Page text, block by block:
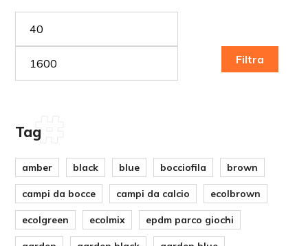
Prezzo
Min
Prezzo
Max
Filtra
Tag
amber black blue bocciofila brown
campi da bocce campi da calcio ecolbrown
ecolgreen ecolmix epdm parco giochi